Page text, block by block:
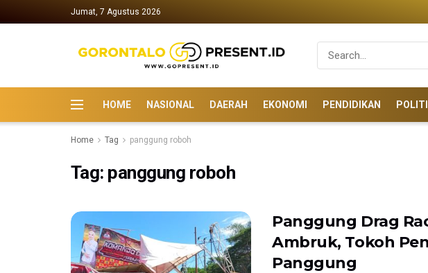
Jumat, 7 Agustus 2026
HOME NASIONAL DAERAH EKONOMI PENDIDIKAN
Home Tag panggung roboh
Tag: panggung roboh
Panggung Drag
Ambruk, Tokoh
Panggung